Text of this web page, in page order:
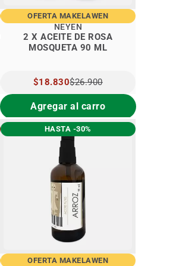
OFERTA MAKELAWEN
2 X ACEITE DE ROSA
MOSQUETA 90 ML
NEYEN
PRECIO
ESPECIAL
$18.830$26.900
Agregar al carro
HASTA -30%
OFERTA MAKELAWEN